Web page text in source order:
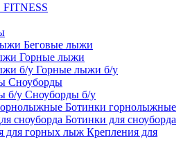
FITNESS
Беговые лыжи
Горные лыжи
Горные лыжи б/у
Сноуборды
Сноуборды б/у
Ботинки горнолыжные
Ботинки для сноуборда
Крепления для